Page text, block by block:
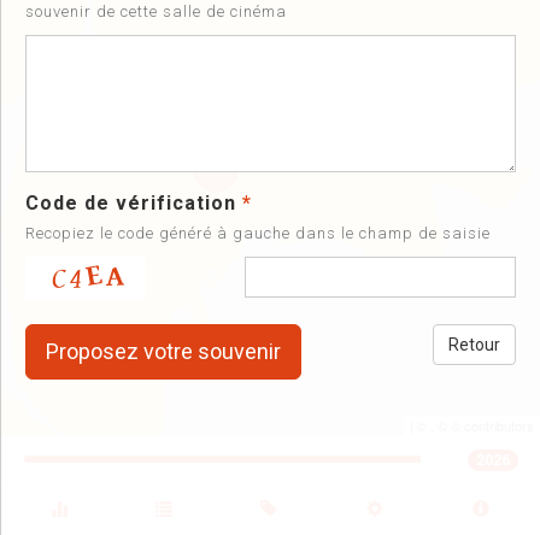
souvenir de cette salle de cinéma
Code de vérification *
Recopiez le code généré à gauche dans le champ de saisie
Retour